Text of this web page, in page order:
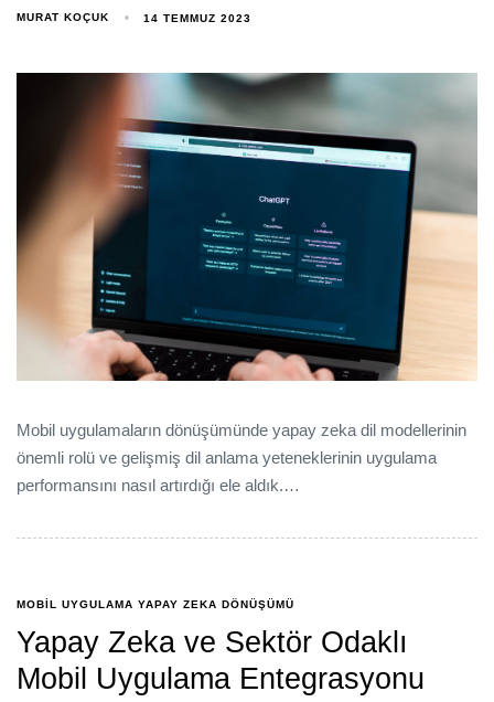
MURAT KOÇUK 14 TEMMUZ 2023
Mobil uygulamaların dönüşümünde yapay zeka dil modellerinin
önemli rolü ve gelişmiş dil anlama yeteneklerinin uygulama
performansını nasıl artırdığı ele aldık.…
MOBIL UYGULAMA YAPAY ZEKA DÖNÜŞÜMÜ
Yapay Zeka ve Sektör Odaklı
Mobil Uygulama Entegrasyonu